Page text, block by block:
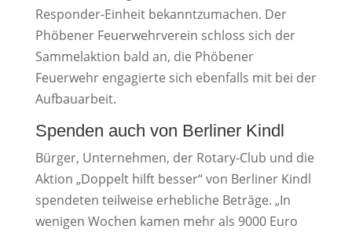
Responder-Einheit bekanntzumachen. Der
Phöbener Feuerwehrverein schloss sich der
Sammelaktion bald an, die Phöbener
Feuerwehr engagierte sich ebenfalls mit bei der
Aufbauarbeit.
Spenden auch von Berliner Kindl
Bürger, Unternehmen, der Rotary-Club und die
Aktion „Doppelt hilft besser“ von Berliner Kindl
spendeten teilweise erhebliche Beträge. „In
wenigen Wochen kamen mehr als 9000 Euro